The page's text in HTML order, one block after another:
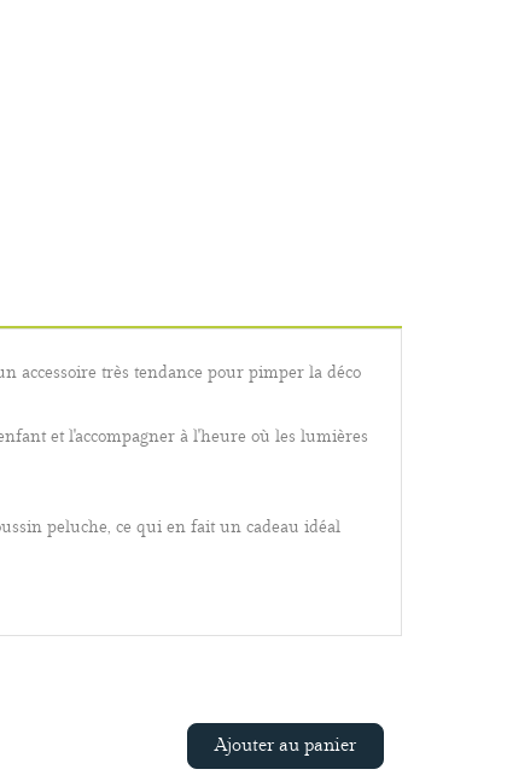
accessoire très tendance pour pimper la déco
et l'accompagner à l'heure où les lumières
peluche, ce qui en fait un cadeau idéal
Ajouter au panier